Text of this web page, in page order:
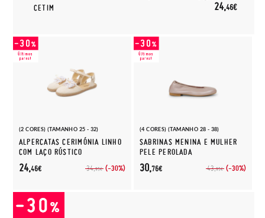
CETIM
24,46€
(2 CORES) (TAMANHO 25 - 32)
ALPERCATAS CERIMÓNIA LINHO
COM LAÇO RÚSTICO
34,95€ (-30%)
24,46€
(4 CORES) (TAMANHO 28 - 38)
SABRINAS MENINA E MULHER
PELE PEROLADA
43,95€ (-30%)
30,76€